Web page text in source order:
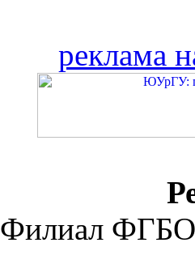
реклама
Филиал